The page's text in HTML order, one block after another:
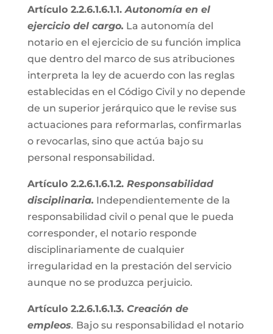
Artículo 2.2.6.1.6.1.1.Autonomía en el
ejercicio del cargo. La autonomía del
notario en el ejercicio de su función implica
que dentro del marco de sus atribuciones
interpreta la ley de acuerdo con las reglas
establecidas en el Código Civil y no depende
de un superior jerárquico que le revise sus
actuaciones para reformarlas, confirmarlas
o revocarlas, sino que actúa bajo su
personal responsabilidad.
Artículo 2.2.6.1.6.1.2.Responsabilidad
disciplinaria. Independientemente de la
responsabilidad civil o penal que le pueda
corresponder, el notario responde
disciplinariamente de cualquier
irregularidad en la prestación del servicio
aunque no se produzca perjuicio.
Artículo 2.2.6.1.6.1.3. Creación de
empleos. Bajo su responsabilidad el notario